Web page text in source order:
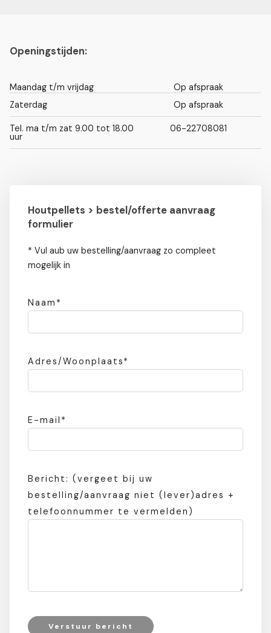
Openingstijden:
Maandag t/m vrijdag
Op afspraak
Zaterdag
Op afspraak
Tel. ma t/m zat 9.00 tot 18.00
uur
06-22708081
Houtpellets > bestel/offerte aanvraag
formulier
* Vul aub uw bestelling/aanvraag zo compleet
mogelijk in
Naam*
Adres/Woonplaats*
E-mail*
Bericht: (vergeet bij uw
bestelling/aanvraag niet (lever)adres +
telefoonnummer te vermelden)
Verstuur bericht